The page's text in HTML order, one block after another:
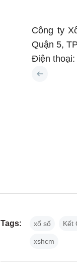
Công ty
Quận 5,
Điện thoại:
Tags: xổ số Kết
xshcm